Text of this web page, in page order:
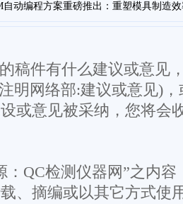
自动编程方案重磅推出：重塑模具制造
稿件有什么建议或意见
注明网络部:建议或意见)
或意见被采纳，您将会
QC检测仪器网”之内容
、摘编或以其它方式使